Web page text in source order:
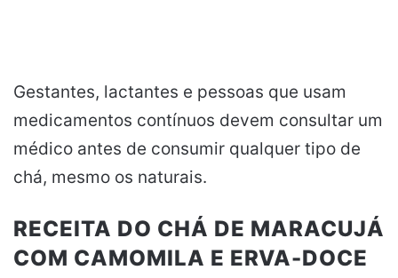
Gestantes, lactantes e pessoas que usam
medicamentos contínuos devem consultar um
médico antes de consumir qualquer tipo de
chá, mesmo os naturais.
RECEITA DO CHÁ DE MARACUJÁ
COM CAMOMILA E ERVA-DOCE